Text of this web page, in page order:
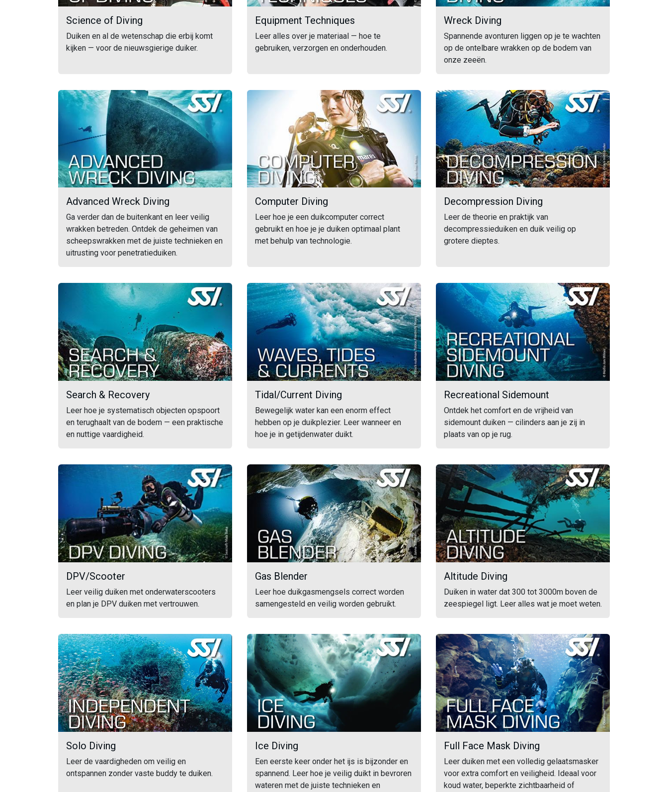
Science of Diving
Duiken en al de wetenschap die erbij komt
kijken — voor de nieuwsgierige duiker.
Equipment Techniques
Leer alles over je materiaal — hoe te
gebruiken, verzorgen en onderhouden.
Wreck Diving
Spannende avonturen liggen op je te wachten
op de ontelbare wrakken op de bodem van
onze zeeën.
Advanced Wreck Diving
Ga verder dan de buitenkant en leer veilig
wrakken betreden. Ontdek de geheimen van
scheepswrakken met de juiste technieken en
uitrusting voor penetratieduiken.
Computer Diving
Leer hoe je een duikcomputer correct
gebruikt en hoe je je duiken optimaal plant
met behulp van technologie.
Decompression Diving
Leer de theorie en praktijk van
decompressieduiken en duik veilig op
grotere dieptes.
Search & Recovery
Leer hoe je systematisch objecten opspoort
en terughaalt van de bodem — een praktische
en nuttige vaardigheid.
Tidal/Current Diving
Bewegelijk water kan een enorm effect
hebben op je duikplezier. Leer wanneer en
hoe je in getijdenwater duikt.
Recreational Sidemount
Ontdek het comfort en de vrijheid van
sidemount duiken — cilinders aan je zij in
plaats van op je rug.
DPV/Scooter
Leer veilig duiken met onderwaterscooters
en plan je DPV duiken met vertrouwen.
Gas Blender
Leer hoe duikgasmengsels correct worden
samengesteld en veilig worden gebruikt.
Altitude Diving
Duiken in water dat 300 tot 3000m boven de
zeespiegel ligt. Leer alles wat je moet weten.
Solo Diving
Leer de vaardigheden om veilig en
ontspannen zonder vaste buddy te duiken.
Ice Diving
Een eerste keer onder het ijs is bijzonder en
spannend. Leer hoe je veilig duikt in bevroren
wateren met de juiste technieken en
Full Face Mask Diving
Leer duiken met een volledig gelaatsmasker
voor extra comfort en veiligheid. Ideaal voor
koud water, beperkte zichtbaarheid of